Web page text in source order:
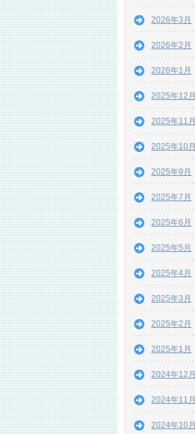
2026年3月
2026年2月
2026年1月
2025年12月
2025年11月
2025年10月
2025年9月
2025年7月
2025年6月
2025年5月
2025年4月
2025年3月
2025年2月
2025年1月
2024年12月
2024年11月
2024年10月